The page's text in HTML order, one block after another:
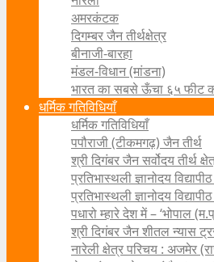
अमरकंटक
दिगम्बर जैन तीर्थक्षेत्र
बीनाजी-बारहा
मंडल-विधान (मांडना)
भारत का सबसे ऊँचा ६५ फीट
धर्मिक गतिविधियाँ
धर्मिक गतिविधियाँ
पपौराजी (टीकमगढ़) जैन तीर्थ
श्री दिगंबर जैन सर्वोदय तीर्थ
प्रतिभास्थली ज्ञानोदय
प्रतिभास्थली ज्ञानोदय
पधारो म्हारे देश में – ‘भोपाल
श्री दिगंबर जैन शीतल न्यास
नारेली क्षेत्र परिचय : अजमेर